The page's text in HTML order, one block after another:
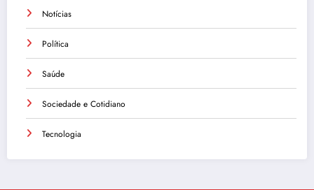
Notícias
Política
Saúde
Sociedade e Cotidiano
Tecnologia